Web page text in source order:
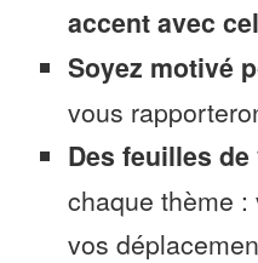
accent avec
Soyez motivé
vous
Des feuilles
chaque thème :
vos